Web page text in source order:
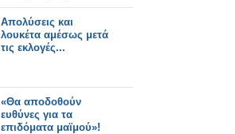
Απολύσεις και
λουκέτα αμέσως μετά
τις εκλογές...
«Θα αποδοθούν
ευθύνες για τα
επιδόματα μαϊμού»!